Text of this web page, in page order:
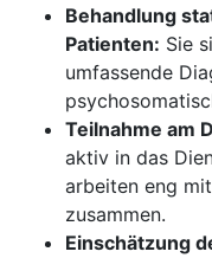
Behandlung
Patienten: Sie
umfassende
Teilnahme am
aktiv in das
arbeiten eng
zusammen.
Einschätzung